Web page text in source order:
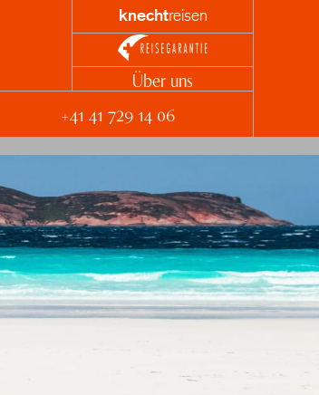
knechtreisen
Über uns
+41 41 729 14 06